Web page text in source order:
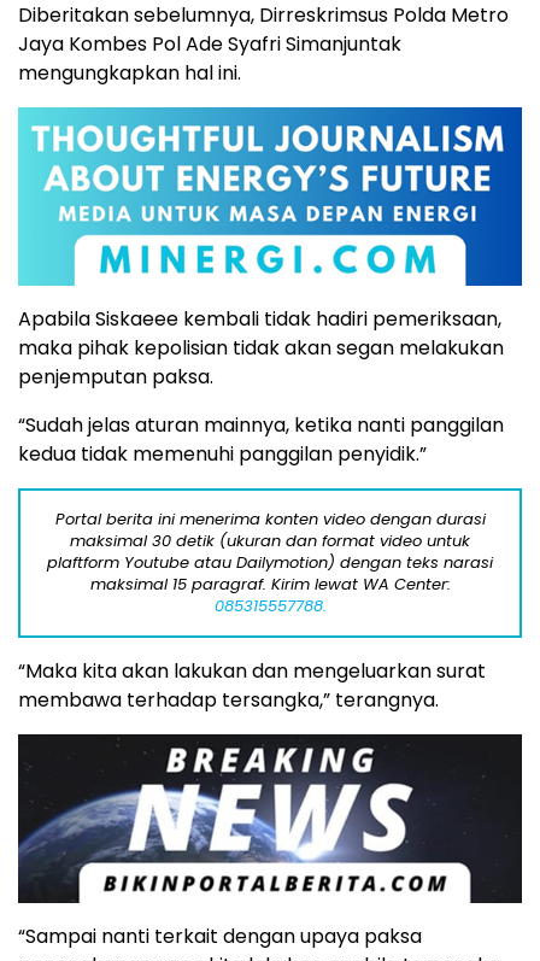
Diberitakan sebelumnya, Dirreskrimsus Polda Metro
Jaya Kombes Pol Ade Syafri Simanjuntak
mengungkapkan hal ini.
Apabila Siskaeee kembali tidak hadiri pemeriksaan,
maka pihak kepolisian tidak akan segan melakukan
penjemputan paksa.
“Sudah jelas aturan mainnya, ketika nanti panggilan
kedua tidak memenuhi panggilan penyidik.”
Portal berita ini menerima konten video dengan durasi
maksimal 30 detik (ukuran dan format video untuk
plaftform Youtube atau Dailymotion) dengan teks narasi
maksimal 15 paragraf. Kirim lewat WA Center:
085315557788.
“Maka kita akan lakukan dan mengeluarkan surat
membawa terhadap tersangka,” terangnya.
“Sampai nanti terkait dengan upaya paksa